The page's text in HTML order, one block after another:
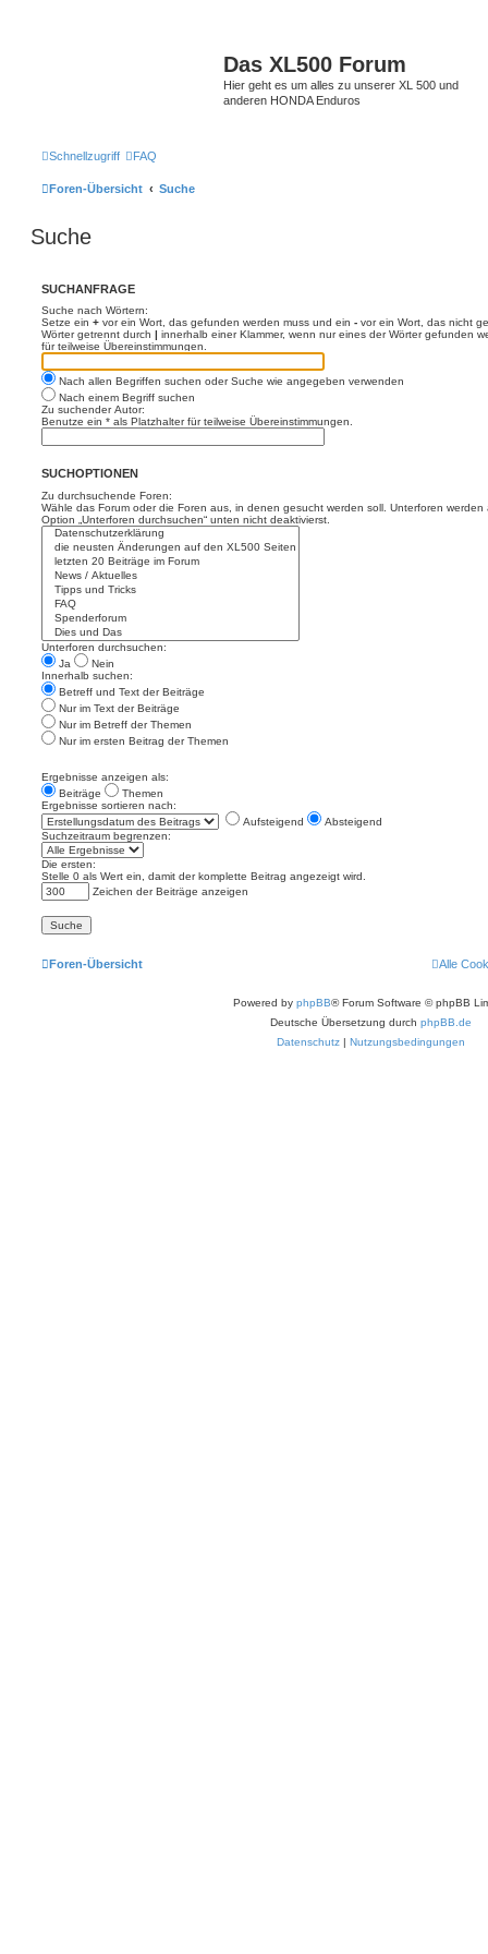
Das XL500 Forum
Hier geht es um alles zu unserer XL 500 und
anderen HONDA Enduros
Schnellzugriff FAQ
Foren-Übersicht Suche
Suche
SUCHANFRAGE
Suche nach Wörtern:
Setze ein + vor ein Wort, das gefunden werden muss und ein - vor ein Wort, das nicht
Wörter getrennt durch | innerhalb einer Klammer, wenn nur eines der Wörter gefunden
für teilweise Übereinstimmungen.
Nach allen Begriffen suchen oder Suche wie angegeben verwenden
Nach einem Begriff suchen
Zu suchender Autor:
Benutze ein * als Platzhalter für teilweise Übereinstimmungen.
SUCHOPTIONEN
Zu durchsuchende Foren:
Wähle das Forum oder die Foren aus, in denen gesucht werden soll. Unterforen
Option „Unterforen durchsuchen“ unten nicht deaktivierst.
Unterforen durchsuchen:
Ja
Nein
Innerhalb suchen:
Betreff und Text der Beiträge
Nur im Text der Beiträge
Nur im Betreff der Themen
Nur im ersten Beitrag der Themen
Ergebnisse anzeigen als:
Beiträge
Themen
Ergebnisse sortieren nach:
Aufsteigend
Absteigend
Suchzeitraum begrenzen:
Die ersten:
Stelle 0 als Wert ein, damit der komplette Beitrag angezeigt wird.
Zeichen der Beiträge anzeigen
Foren-Übersicht Alle
Powered by phpBB® Forum Software © phpBB
Deutsche Übersetzung durch phpBB.de
Datenschutz | Nutzungsbedingungen